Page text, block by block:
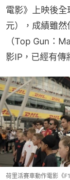
電影》上映後
元），成績雖然
（Top Gun：
影IP，已經有傳
荷里活賽車動作電影《